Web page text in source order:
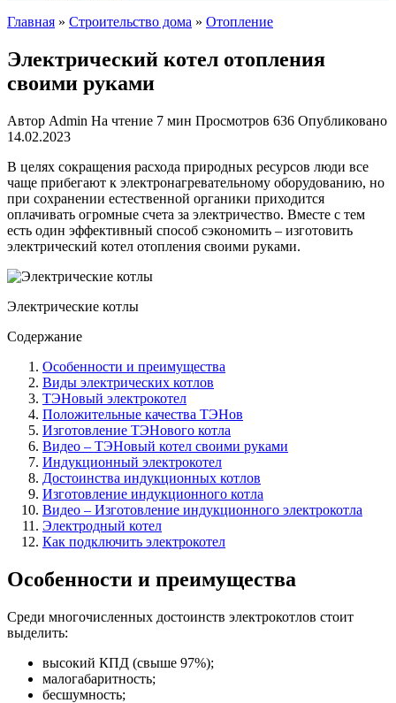
Главная » Строительство дома » Отопление
Электрический котел отопления
своими руками
Автор Admin На чтение 7 мин Просмотров 636 Опубликовано
14.02.2023
В целях сокращения расхода природных ресурсов люди все
чаще прибегают к электронагревательному оборудованию, но
при сохранении естественной органики приходится
оплачивать огромные счета за электричество. Вместе с тем
есть один эффективный способ сэкономить – изготовить
электрический котел отопления своими руками.
Электрические котлы
Содержание
Особенности и преимущества
Виды электрических котлов
ТЭНовый электрокотел
Положительные качества ТЭНов
Изготовление ТЭНового котла
Видео – ТЭНовый котел своими руками
Индукционный электрокотел
Достоинства индукционных котлов
Изготовление индукционного котла
Видео – Изготовление индукционного электрокотла
Электродный котел
Как подключить электрокотел
Особенности и преимущества
Среди многочисленных достоинств электрокотлов стоит
выделить:
высокий КПД (свыше 97%);
малогабаритность;
бесшумность;